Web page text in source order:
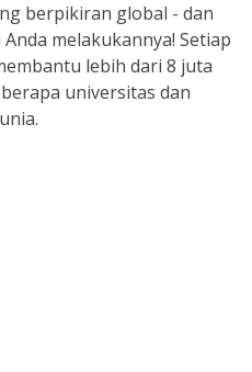
berpikiran global - dan
melakukannya! Setiap
lebih dari 8 juta
universitas dan